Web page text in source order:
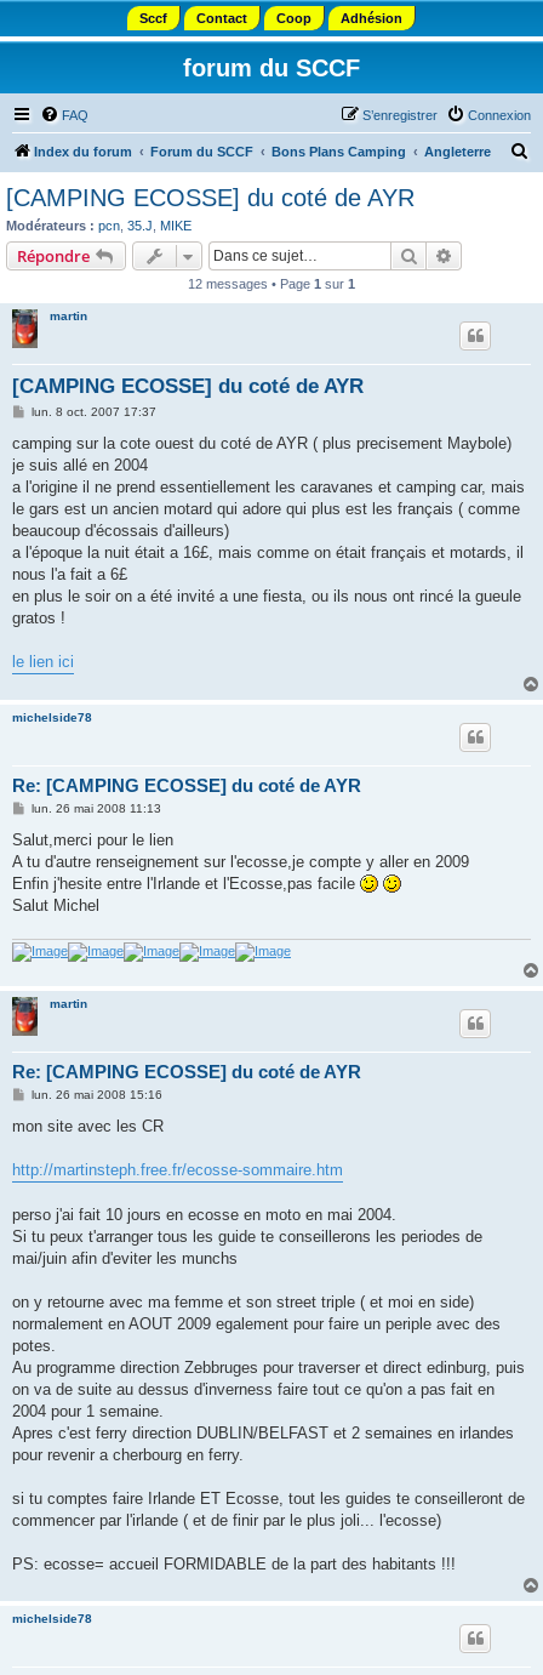
Sccf Contact Coop Adhésion
forum du SCCF
FAQ Connexion
S’enregistrer
Index du forum Forum du SCCF Bons Plans Camping Angleterre
[CAMPING ECOSSE] du coté de AYR
Modérateurs : pcn 35.J MIKE
Répondre Rechercher
12 messages • Page 1 sur 1
martin
[CAMPING ECOSSE] du coté de AYR
M
s
a
g
lun. 8 oct. 2007 17:37
camping sur la cote ouest du coté de AYR ( plus precisement Maybole)
je suis allé en 2004
a l'origine il ne prend essentiellement les caravanes et camping car, mais
le gars est un ancien motard qui adore qui plus est les français ( comme
beaucoup d'écossais d'ailleurs)
a l'époque la nuit était a 16£, mais comme on était français et motards, il
nous l'a fait a 6£
en plus le soir on a été invité a une fiesta, ou ils nous ont rincé la gueule
gratos !
le lien ici
michelside78
Re: [CAMPING ECOSSE] du coté de AYR
M
s
a
g
lun. 26 mai 2008 11:13
Salut,merci pour le lien
A tu d'autre renseignement sur l'ecosse,je compte y aller en 2009
Enfin j'hesite entre l'Irlande et l'Ecosse,pas facile
Salut Michel
martin
Re: [CAMPING ECOSSE] du coté de AYR
M
s
g
e
lun. 26 mai 2008 15:16
mon site avec les CR
http://martinsteph.free.fr/ecosse-sommaire.htm
perso j'ai fait 10 jours en ecosse en moto en mai 2004.
Si tu peux t'arranger tous les guide te conseillerons les periodes de
mai/juin afin d'eviter les munchs
on y retourne avec ma femme et son street triple ( et moi en side)
normalement en AOUT 2009 egalement pour faire un periple avec des
potes.
Au programme direction Zebbruges pour traverser et direct edinburg, puis
on va de suite au dessus d'inverness faire tout ce qu'on a pas fait en
2004 pour 1 semaine.
Apres c'est ferry direction DUBLIN/BELFAST et 2 semaines en irlandes
pour revenir a cherbourg en ferry.
si tu comptes faire Irlande ET Ecosse, tout les guides te conseilleront de
commencer par l'irlande ( et de finir par le plus joli... l'ecosse)
PS: ecosse= accueil FORMIDABLE de la part des habitants !!!
michelside78